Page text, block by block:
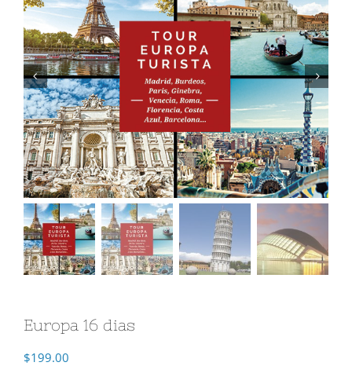
Europa 16 dias
$199.00